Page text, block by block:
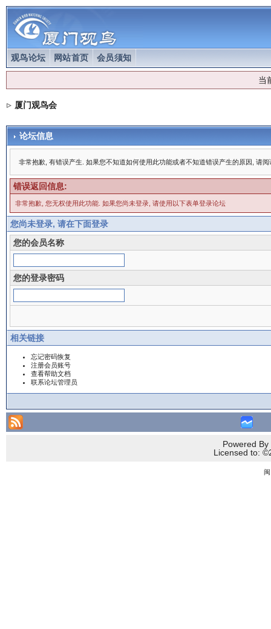
观鸟论坛 网站首页 会员须知
当
厦门观鸟会
论坛信息
非常抱歉, 有错误产生. 如果您不知道如何使用此功能或者不知道错误产生的原因, 请
错误返回信息:
非常抱歉, 您无权使用此功能. 如果您尚未登录, 请使用以下表单登录论坛
您尚未登录, 请在下面登录
您的会员名称
您的登录密码
相关链接
忘记密码恢复
注册会员账号
查看帮助文档
联系论坛管理员
Powered
Licensed to: